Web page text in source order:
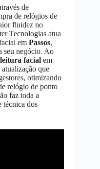
de
de relógios de
fluidez no
Tecnologias atua
em Passos,
seu negócio. Ao
facial em
que
otimizando
relógio de ponto
faz toda a
técnica dos